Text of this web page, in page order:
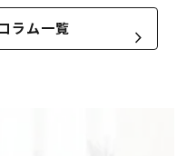
ラム一覧